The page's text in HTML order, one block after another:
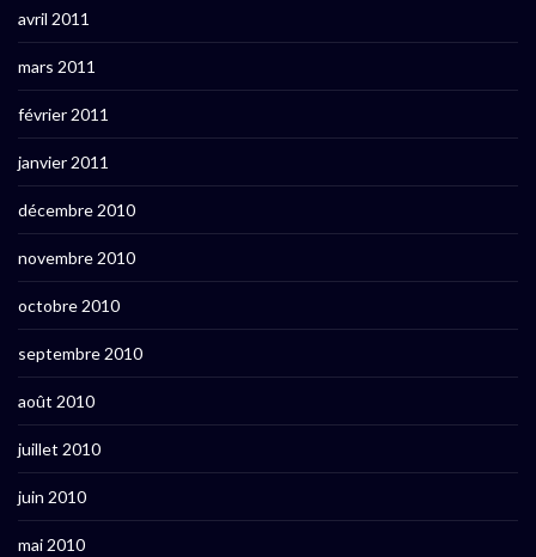
avril 2011
mars 2011
février 2011
janvier 2011
décembre 2010
novembre 2010
octobre 2010
septembre 2010
août 2010
juillet 2010
juin 2010
mai 2010